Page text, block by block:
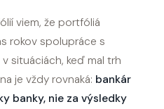
viem, že portfóliá
rokov spolupráce s
situáciách, keď mal trh
je vždy rovnaká: bankár
banky, nie za výsledky